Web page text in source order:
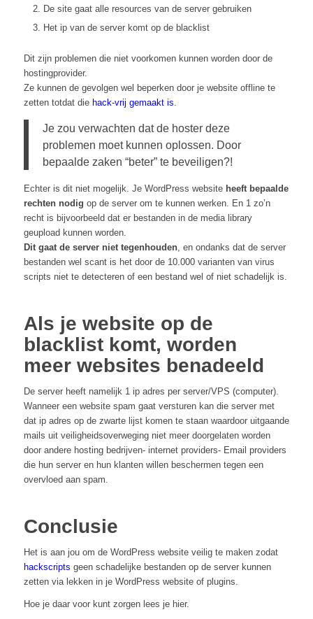
De site gaat alle resources van de server gebruiken
Het ip van de server komt op de blacklist
Dit zijn problemen die niet voorkomen kunnen worden door de
hostingprovider.
Ze kunnen de gevolgen wel beperken door je website offline te
zetten totdat die hack-vrij gemaakt is.
Je zou verwachten dat de hoster deze
problemen moet kunnen oplossen. Door
bepaalde zaken “beter” te beveiligen?!
Echter is dit niet mogelijk. Je WordPress website heeft bepaalde
rechten nodig op de server om te kunnen werken. En 1 zo’n
recht is bijvoorbeeld dat er bestanden in de media library
geupload kunnen worden.
Dit gaat de server niet tegenhouden, en ondanks dat de server
bestanden wel scant is het door de 10.000 varianten van virus
scripts niet te detecteren of een bestand wel of niet schadelijk is.
Als je website op de
blacklist komt, worden
meer websites benadeeld
De server heeft namelijk 1 ip adres per server/VPS (computer).
Wanneer een website spam gaat versturen kan die server met
dat ip adres op de zwarte lijst komen te staan waardoor uitgaande
mails uit veiligheidsoverweging niet meer doorgelaten worden
door andere hosting bedrijven- internet providers- Email providers
die hun server en hun klanten willen beschermen tegen een
overvloed aan spam.
Conclusie
Het is aan jou om de WordPress website veilig te maken zodat
hackscripts geen schadelijke bestanden op de server kunnen
zetten via lekken in je WordPress website of plugins.
Hoe je daar voor kunt zorgen lees je hier.